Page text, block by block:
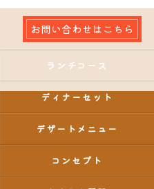
お問い合わせはこちら
ランチコース
ディナーセット
デザートメニュー
コンセプト